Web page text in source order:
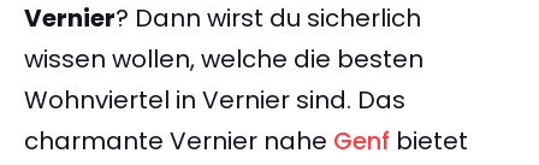
Vernier? Dann wirst du sicherlich
wissen wollen, welche die besten
Wohnviertel in Vernier sind. Das
charmante Vernier nahe Genf bietet